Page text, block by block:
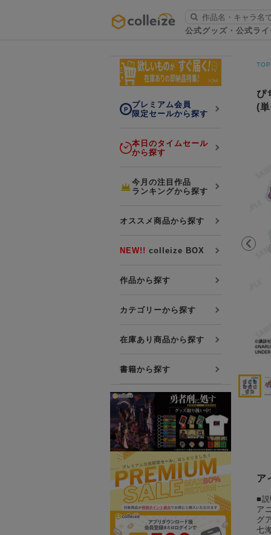
公式グッズ・公式ラ
ログイン・会員登録
初回アプリ利用限定！500ptプレ
詳細
「お取寄せ商品」と「お取寄せ手数料」
プレミアム会員について
プレミアム会員
限定セールから探す
本日のタイムセール
から探す
今月の注目作品
ランキングから探す
オススメ商品から探す
NEW!! colleize BOX
作品から探す
カテゴリーから探す
在庫あり商品から探す
書籍から探す
TOP
ぴ
(
ア
■
ア
グ
七